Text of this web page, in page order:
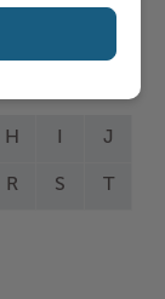
H J
R S T